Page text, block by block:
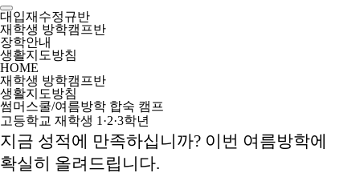
대입재수정규반
재학생 방학캠프반
장학안내
생활지도방침
HOME
재학생 방학캠프반
생활지도방침
썸머스쿨/여름방학 합숙 캠프
고등학교 재학생 1·2·3학년
지금 성적에 만족하십니까? 이번 여름방학에
확실히 올려드립니다.